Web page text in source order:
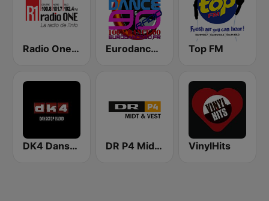
Radio One R1 Eurodance 90 Top FM
DK4 Dansktop DR P4 Midt & Vest VinylHits